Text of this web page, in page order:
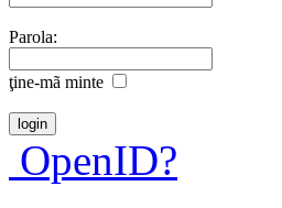
Parola:
ţine-mã minte
OpenID?